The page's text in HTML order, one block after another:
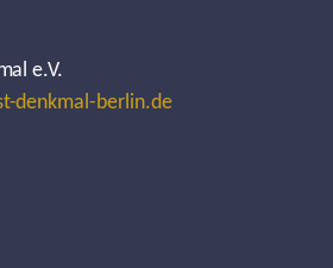
e.V.
denkmal-berlin.de